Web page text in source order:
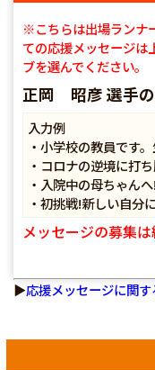
※こちらは出場ランナ
ての応援メッセージは
ブを選んでください。
正岡 昭彦 選手
入力例
・小学校の教員です
・コロナの逆境に打
・入院中の母ちゃん
・初挑戦!新しい自分
メッセージの募集は
▶応援メッセージに関